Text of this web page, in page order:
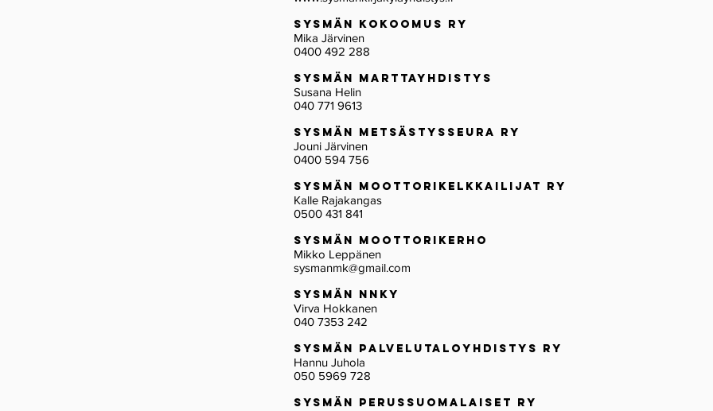
Sysmän Kokoomus ry
Mika Järvinen
0400 492 288
Sysmän Marttayhdistys
Susana Helin
040 771 9613
Sysmän Metsästysseura ry
Jouni Järvinen
0400 594 756
Sysmän Moottorikelkkailijat ry
Kalle Rajakangas
0500 431 841
Sysmän Moottorikerho
Mikko Leppänen
sysmanmk@gmail.com
Sysmän NNKY
Virva Hokkanen
040 7353 242
Sysmän Palvelutaloyhdistys ry
Hannu Juhola
050 5969 728
Sysmän Perussuomalaiset ry